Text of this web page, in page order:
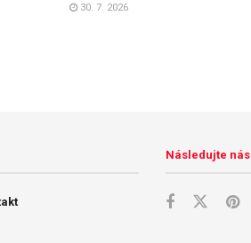
30. 7. 2026
Následujte nás